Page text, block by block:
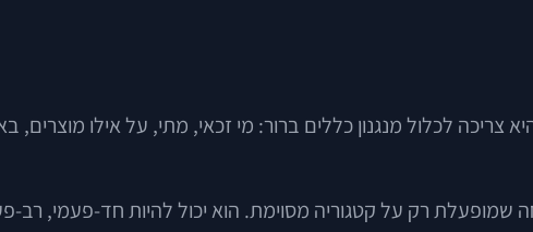
לכלול מנגנון כללים ברור: מי זכאי, מתי, על אילו מוצרים,
רק על קטגוריה מסוימת. הוא יכול להיות חד-פעמי, רב-